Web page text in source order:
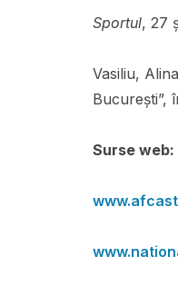
Sportul, 27
Vasiliu,
Bucureşti”,
Surse web: